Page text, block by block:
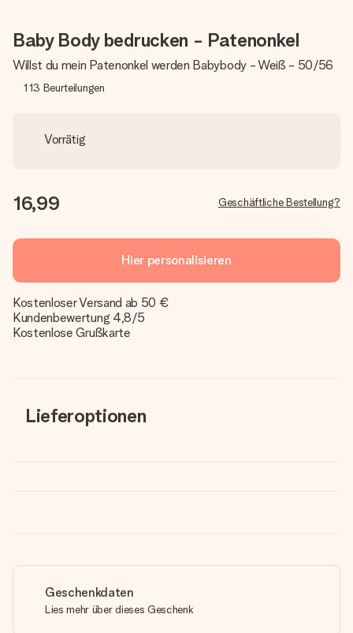
Baby Body bedrucken - Patenonkel
Willst du mein Patenonkel werden Babybody - Weiß - 50/56
113 Beurteilungen
Vorrätig
16,99 Geschäftliche Bestellung?
Hier personalisieren
Kostenloser Versand ab 50 €
Kundenbewertung 4,8/5
Kostenlose Grußkarte
Lieferoptionen
Geschenkdaten
Lies mehr über dieses Geschenk